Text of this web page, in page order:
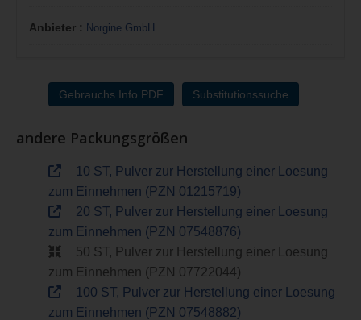
Anbieter : Norgine GmbH
Gebrauchs.Info PDF Substitutionssuche
andere Packungsgrößen
10 ST, Pulver zur Herstellung einer Loesung
zum Einnehmen (PZN 01215719)
20 ST, Pulver zur Herstellung einer Loesung
zum Einnehmen (PZN 07548876)
50 ST, Pulver zur Herstellung einer Loesung
zum Einnehmen (PZN 07722044)
100 ST, Pulver zur Herstellung einer Loesung
zum Einnehmen (PZN 07548882)